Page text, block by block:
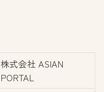
株式会社 ASIAN
PORTAL